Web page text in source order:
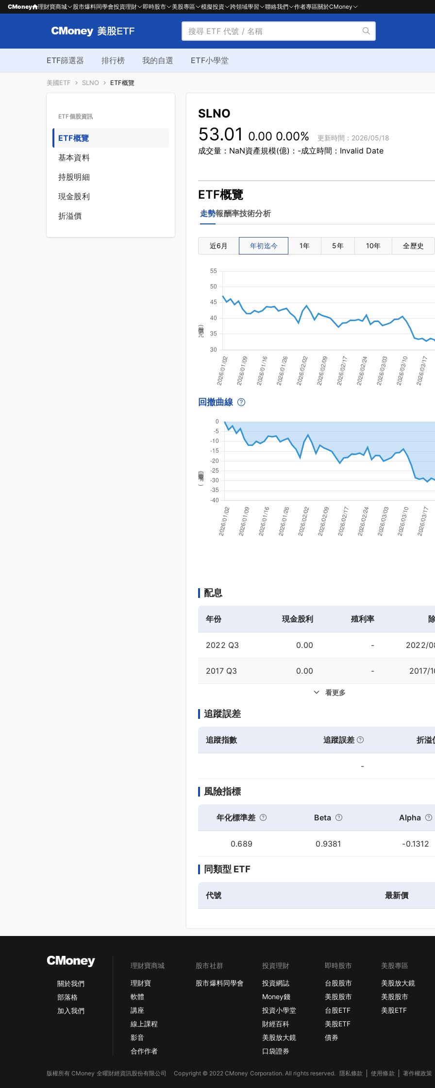
CMoney 理財寶商城 股市爆料同學會投資理財 即時股市 美股專區 模擬投資 跨領域學習 聯絡我們 作者專區關於CMoney
ETF篩選器 排行榜 我的自選 ETF小學堂
美國ETF SLNO ETF概覽
ETF個股資訊
ETF概覽
基本資料
持股明細
現金股利
折溢價
SLNO
53.01 0.00 0.00% 更新時間：2026/05/18
成交量：NaN資產規模(億)：-成立時間：Invalid Date
ETF概覽
走勢報酬率技術分析
近6月 年初迄今 1年 5年 10年 全歷史
股價(元)
回撤曲線
回撤率(
%
)
配息
年份 現金股利 殖利率
2022 Q3 0.00 - 2022/
2017 Q3 0.00 - 2017/
看更多
追蹤誤差
追蹤指數 追蹤誤差 折
-
風險指標
年化標準差 Beta Alpha
0.689 0.9381 -0.1312
同類型 ETF
代號 最新價
關於我們
部落格
加入我們
理財寶商城
理財寶
軟體
講座
線上課程
影音
合作作者
股市社群
股市爆料同學會
投資理財
投資網誌
Money錢
投資小學堂
財經百科
美股放大鏡
口袋證券
即時股市
台股股市
美股股市
台股ETF
美股ETF
債券
美股專區
美股放大鏡
美股股市
美股ETF
版權所有 CMoney 全曜財經資訊股份有限公司Copyright © 2022 CMoney Corporation. All rights reserved. 隱私條款 使用條款 著作權政策